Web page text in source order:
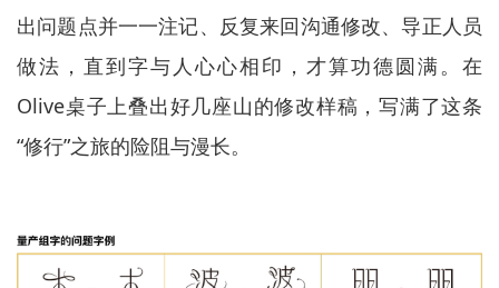
出问题点并一一注记、反复来回沟通修改、导正人员
做法，直到字与人心心相印，才算功德圆满。在
Olive桌子上叠出好几座山的修改样稿，写满了这条
“修行”之旅的险阻与漫长。